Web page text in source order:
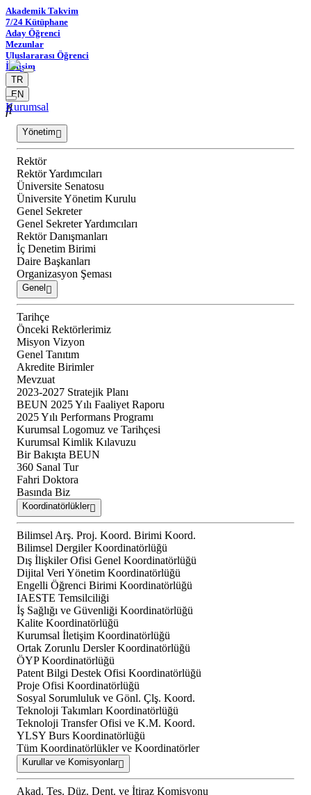
Akademik Takvim
7/24 Kütüphane
Aday Öğrenci
Mezunlar
Uluslararası Öğrenci
İletişim
TR
EN
Kurumsal
Yönetim
Rektör
Rektör Yardımcıları
Üniversite Senatosu
Üniversite Yönetim Kurulu
Genel Sekreter
Genel Sekreter Yardımcıları
Rektör Danışmanları
İç Denetim Birimi
Daire Başkanları
Organizasyon Şeması
Genel
Tarihçe
Önceki Rektörlerimiz
Misyon Vizyon
Genel Tanıtım
Akredite Birimler
Mevzuat
2023-2027 Stratejik Planı
BEUN 2025 Yılı Faaliyet Raporu
2025 Yılı Performans Programı
Kurumsal Logomuz ve Tarihçesi
Kurumsal Kimlik Kılavuzu
Bir Bakışta BEUN
360 Sanal Tur
Fahri Doktora
Basında Biz
Koordinatörlükler
Bilimsel Arş. Proj. Koord. Birimi Koord.
Bilimsel Dergiler Koordinatörlüğü
Dış İlişkiler Ofisi Genel Koordinatörlüğü
Dijital Veri Yönetim Koordinatörlüğü
Engelli Öğrenci Birimi Koordinatörlüğü
IAESTE Temsilciliği
İş Sağlığı ve Güvenliği Koordinatörlüğü
Kalite Koordinatörlüğü
Kurumsal İletişim Koordinatörlüğü
Ortak Zorunlu Dersler Koordinatörlüğü
ÖYP Koordinatörlüğü
Patent Bilgi Destek Ofisi Koordinatörlüğü
Proje Ofisi Koordinatörlüğü
Sosyal Sorumluluk ve Gönl. Çlş. Koord.
Teknoloji Takımları Koordinatörlüğü
Teknoloji Transfer Ofisi ve K.M. Koord.
YLSY Burs Koordinatörlüğü
Tüm Koordinatörlükler ve Koordinatörler
Kurullar ve Komisyonlar
Akad. Teş. Düz. Dent. ve İtiraz Komisyonu